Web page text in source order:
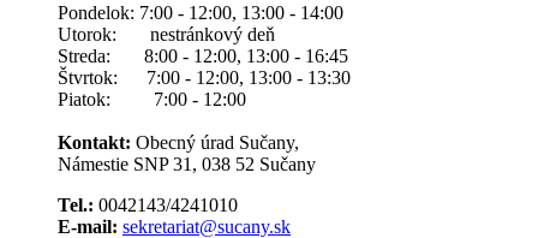
Pondelok: 7:00 - 12:00, 13:00 - 14:00
Utorok: nestránkový deň
Streda: 8:00 - 12:00, 13:00 - 16:45
Štvrtok: 7:00 - 12:00, 13:00 - 13:30
Piatok: 7:00 - 12:00
Kontakt: Obecný úrad Sučany,
Námestie SNP 31, 038 52 Sučany
Tel.: 0042143/4241010
E-mail: sekretariat@sucany.sk